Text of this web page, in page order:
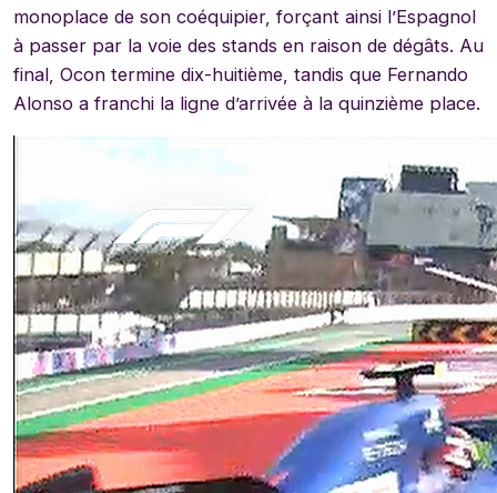
monoplace de son coéquipier, forçant ainsi l’Espagnol
à passer par la voie des stands en raison de dégâts. Au
final, Ocon termine dix-huitième, tandis que Fernando
Alonso a franchi la ligne d’arrivée à la quinzième place.